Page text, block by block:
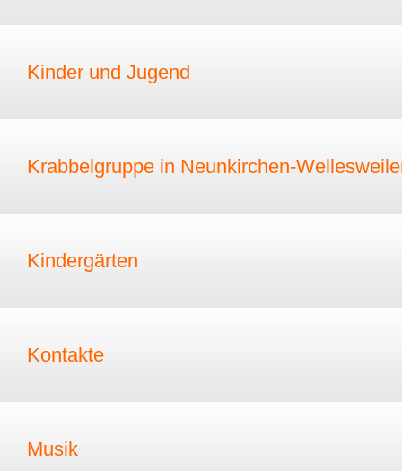
Kinder und Jugend
Krabbelgruppe in Neunkirchen-
Kindergärten
Kontakte
Musik